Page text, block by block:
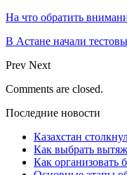
На что обратить
В Астане начали
Prev Next
Comments are closed.
Последние новости
Казахстан
Как выбрать
Как организовать